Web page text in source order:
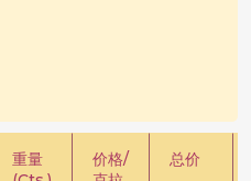
重量
价格/
总价